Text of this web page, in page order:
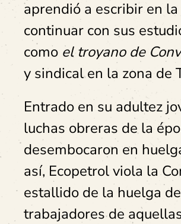
aprendió a escribir en
continuar con sus
como el troyano de
y sindical en la zona de
Entrado en su adultez
luchas obreras de la
desembocaron en
así, Ecopetrol viola la
estallido de la huelga
trabajadores de